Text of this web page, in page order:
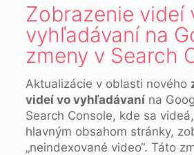
Zobrazenie videí
vyhľadávaní na
zmeny v Search
Aktualizácie v oblasti nového
videí vo vyhľadávanína
Search Console, kde sa
hlavným obsahom stránky,
„neindexované video“. Táto